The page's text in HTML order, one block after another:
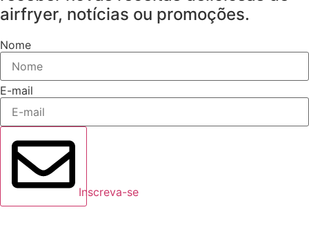
airfryer, notícias ou promoções.
Nome
E-mail
Inscreva-se